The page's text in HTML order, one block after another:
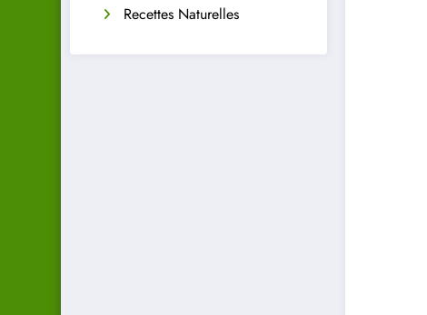
Recettes Naturelles